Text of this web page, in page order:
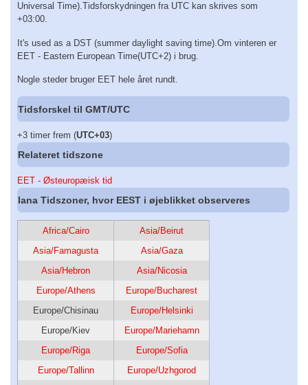
Universal Time).Tidsforskydningen fra UTC kan skrives som
+03:00.
It's used as a DST (summer daylight saving time).Om vinteren er
EET - Eastern European Time(UTC+2) i brug.
Nogle steder bruger EET hele året rundt.
Tidsforskel til GMT/UTC
+3 timer frem (UTC+03)
Relateret tidszone
EET - Østeuropæisk tid
Iana Tidszoner, hvor EEST i øjeblikket observeres
Africa/Cairo
Asia/Beirut
Asia/Famagusta
Asia/Gaza
Asia/Hebron
Asia/Nicosia
Europe/Athens
Europe/Bucharest
Europe/Chisinau
Europe/Helsinki
Europe/Kiev
Europe/Mariehamn
Europe/Riga
Europe/Sofia
Europe/Tallinn
Europe/Uzhgorod